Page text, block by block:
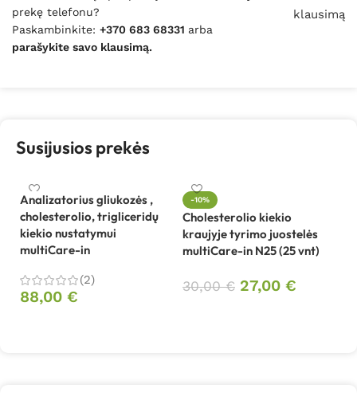
prekę telefonu?
Paskambinkite: +370 683 68331 arba
parašykite savo klausimą.
klausimą
Susijusios prekės
Analizatorius gliukozės ,
cholesterolio, trigliceridų
kiekio nustatymui
multiCare-in
(2)
88,00 €
-10%
Cholesterolio kiekio
kraujyje tyrimo juostelės
multiCare-in N25 (25 vnt)
30,00€ 27,00 €